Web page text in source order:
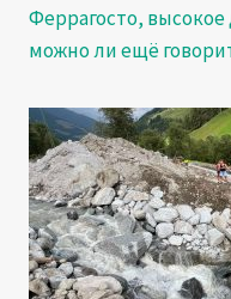
Феррагосто,
можно ли ещё